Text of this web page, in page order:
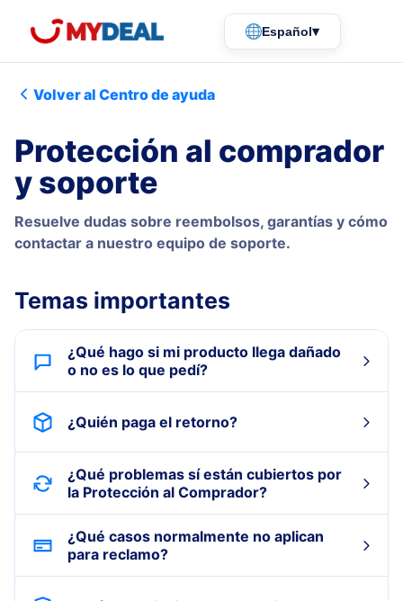
Español▾
Volver al Centro de ayuda
Protección al comprador
y soporte
Resuelve dudas sobre reembolsos, garantías y cómo
contactar a nuestro equipo de soporte.
Temas importantes
¿Qué hago si mi producto llega dañado
o no es lo que pedí?
¿Quién paga el retorno?
¿Qué problemas sí están cubiertos por
la Protección al Comprador?
¿Qué casos normalmente no aplican
para reclamo?